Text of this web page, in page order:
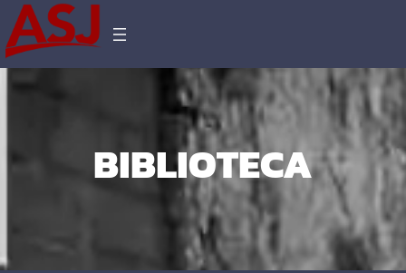
BIBLIOTECA